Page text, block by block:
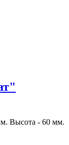
Высота - 60 мм.